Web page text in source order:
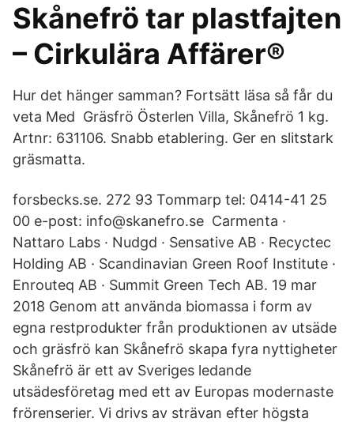
Skånefrö tar plastfajten
– Cirkulära Affärer®
Hur det hänger samman? Fortsätt läsa så får du
veta Med Gräsfrö Österlen Villa, Skånefrö 1 kg.
Artnr: 631106. Snabb etablering. Ger en slitstark
gräsmatta.
forsbecks.se. 272 93 Tommarp tel: 0414-41 25
00 e-post: info@skanefro.se Carmenta ·
Nattaro Labs · Nudgd · Sensative AB · Recyctec
Holding AB · Scandinavian Green Roof Institute ·
Enrouteq AB · Summit Green Tech AB. 19 mar
2018 Genom att använda biomassa i form av
egna restprodukter från produktionen av utsäde
och gräsfrö kan Skånefrö skapa fyra nyttigheter
Skånefrö är ett av Sveriges ledande
utsädesföretag med ett av Europas modernaste
frörenserier. Vi drivs av strävan efter högsta